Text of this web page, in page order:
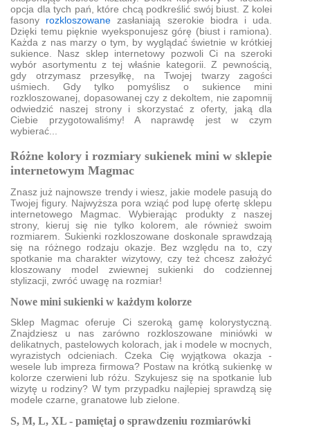
opcja dla tych pań, które chcą podkreślić swój biust. Z kolei
fasony rozkloszowane zasłaniają szerokie biodra i uda.
Dzięki temu pięknie wyeksponujesz górę (biust i ramiona).
Każda z nas marzy o tym, by wyglądać świetnie w krótkiej
sukience. Nasz sklep internetowy pozwoli Ci na szeroki
wybór asortymentu z tej właśnie kategorii. Z pewnością,
gdy otrzymasz przesyłkę, na Twojej twarzy zagości
uśmiech. Gdy tylko pomyślisz o sukience mini
rozkloszowanej, dopasowanej czy z dekoltem, nie zapomnij
odwiedzić naszej strony i skorzystać z oferty, jaką dla
Ciebie przygotowaliśmy! A naprawdę jest w czym
wybierać...
Różne kolory i rozmiary sukienek mini w sklepie
internetowym Magmac
Znasz już najnowsze trendy i wiesz, jakie modele pasują do
Twojej figury. Najwyższa pora wziąć pod lupę ofertę sklepu
internetowego Magmac. Wybierając produkty z naszej
strony, kieruj się nie tylko kolorem, ale również swoim
rozmiarem. Sukienki rozkloszowane doskonale sprawdzają
się na różnego rodzaju okazje. Bez względu na to, czy
spotkanie ma charakter wizytowy, czy też chcesz założyć
kloszowany model zwiewnej sukienki do codziennej
stylizacji, zwróć uwagę na rozmiar!
Nowe mini sukienki w każdym kolorze
Sklep Magmac oferuje Ci szeroką gamę kolorystyczną.
Znajdziesz u nas zarówno rozkloszowane miniówki w
delikatnych, pastelowych kolorach, jak i modele w mocnych,
wyrazistych odcieniach. Czeka Cię wyjątkowa okazja -
wesele lub impreza firmowa? Postaw na krótką sukienkę w
kolorze czerwieni lub różu. Szykujesz się na spotkanie lub
wizytę u rodziny? W tym przypadku najlepiej sprawdzą się
modele czarne, granatowe lub zielone.
S, M, L, XL - pamiętaj o sprawdzeniu rozmiarówki